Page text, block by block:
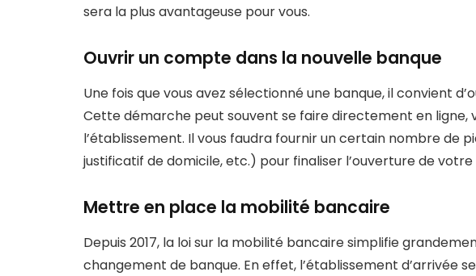
sera la plus avantageuse pour vous.
Ouvrir un compte dans la nouvelle banque
Une fois que vous avez sélectionné une banque, il convient
Cette démarche peut souvent se faire directement en ligne,
l’établissement. Il vous faudra fournir un certain nombre de
justificatif de domicile, etc.) pour finaliser l’ouverture de
Mettre en place la mobilité bancaire
Depuis 2017, la loi sur la mobilité bancaire simplifie
changement de banque. En effet, l’établissement d’arrivée